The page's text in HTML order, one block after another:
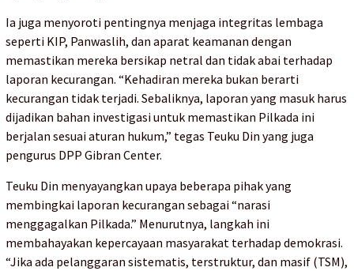
Ia juga menyoroti pentingnya menjaga integritas lembaga
seperti KIP, Panwaslih, dan aparat keamanan dengan
memastikan mereka bersikap netral dan tidak abai terhadap
laporan kecurangan. “Kehadiran mereka bukan berarti
kecurangan tidak terjadi. Sebaliknya, laporan yang masuk harus
dijadikan bahan investigasi untuk memastikan Pilkada ini
berjalan sesuai aturan hukum,” tegas Teuku Din yang juga
pengurus DPP Gibran Center.
Teuku Din menyayangkan upaya beberapa pihak yang
membingkai laporan kecurangan sebagai “narasi
menggagalkan Pilkada.” Menurutnya, langkah ini
membahayakan kepercayaan masyarakat terhadap demokrasi.
“Jika ada pelanggaran sistematis, terstruktur, dan masif (TSM),